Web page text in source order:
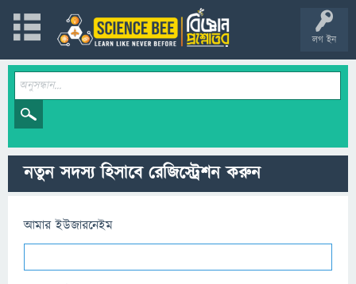
লগ ইন
নতুন সদস্য হিসাবে রেজিস্ট্রেশন করুন
আমার ইউজারনেইম